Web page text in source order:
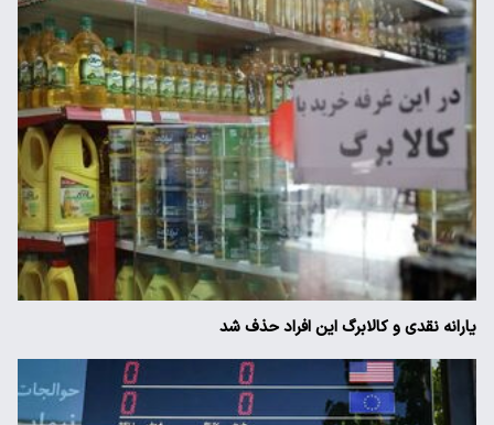
یارانه نقدی و کالابرگ این افراد حذف شد